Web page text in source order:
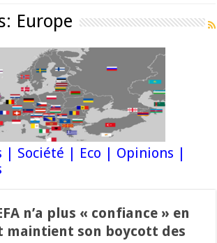
Europe
| Société | Eco | Opinions |
n’a plus « confiance » en
son boycott des